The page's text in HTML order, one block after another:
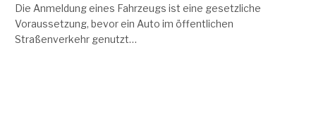
Die Anmeldung eines Fahrzeugs ist eine gesetzliche
Voraussetzung, bevor ein Auto im öffentlichen
Straßenverkehr genutzt…